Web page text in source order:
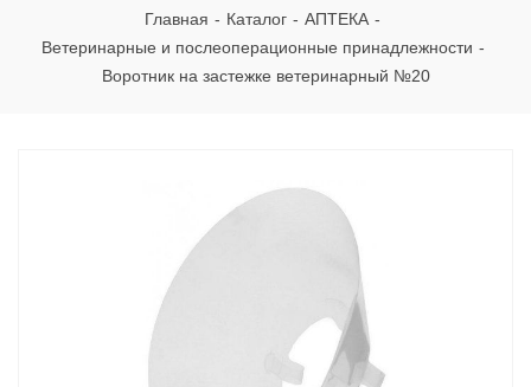
+7 (950) 959-88-32
Главная - Каталог - АПТЕКА -
Ветеринарные и послеоперационные принадлежности -
Воротник на застежке ветеринарный №20